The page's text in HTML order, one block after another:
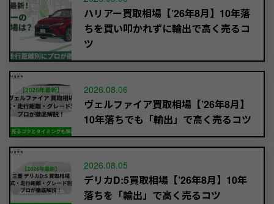
ハリアー買取相場【’26年8月】10年落
ちを買い叩かれずに輸出で高く売るコ
ツ
2026.08.06
ヴェルファイア買取相場【’26年8月】
10年落ちでも「輸出」で高く売るコツ
2026.08.05
デリカD:5買取相場【’26年8月】10年
落ちを「輸出」で高く売るコツ